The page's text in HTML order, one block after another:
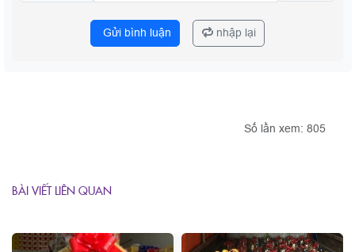
Gửi bình luận nhập lại
Số lần xem: 805
BÀI VIẾT LIÊN QUAN